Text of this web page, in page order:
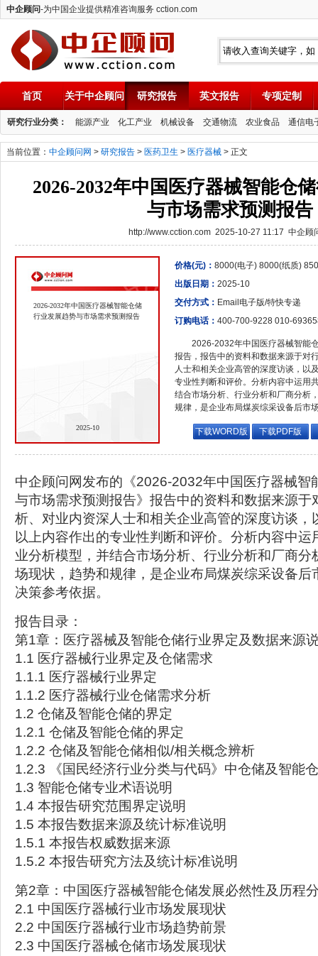
中企顾问-为中国企业提供精准咨询服务 cction.com
中企顾问
首页 关于中企顾问 研究报告 英文报告 专项定制
研究行业分类： 能源产业 化工产业 机械设备 交通物流 农业食品 通信电
当前位置： 中企顾问网 > 研究报告 > 医药卫生 > 医疗器械 > 正文
2026-2032年中国医疗器械智能仓
与市场需求预测报告
http://www.cction.com 2025-10-27 11:17 中企顾
2026-2032年中国医疗器械智能仓储
行业发展趋势与市场需求预测报告
2025-10
价格(元)： 8000(电子) 8000(纸质)
出版日期： 2025-10
交付方式： Email电子版/特快专递
订购电话： 400-700-9228 010-
2026-2032年中国医疗器械智能
报告，报告中的资料和数据来源于对
人士和相关企业高管的深度访谈，以
专业性判断和评价。分析内容中运用
结合市场分析、行业分析和厂商分析
规律，是企业布局煤炭综采设备后市
下载WORD版 下载PDF版
中企顾问网发布的《2026-2032年中国医疗器械智
与市场需求预测报告》报告中的资料和数据来源于
析、对业内资深人士和相关企业高管的深度访谈，
以上内容作出的专业性判断和评价。分析内容中运
业分析模型，并结合市场分析、行业分析和厂商分
场现状，趋势和规律，是企业布局煤炭综采设备后
决策参考依据。
报告目录：
第1章：医疗器械及智能仓储行业界定及数据来源
1.1 医疗器械行业界定及仓储需求
1.1.1 医疗器械行业界定
1.1.2 医疗器械行业仓储需求分析
1.2 仓储及智能仓储的界定
1.2.1 仓储及智能仓储的界定
1.2.2 仓储及智能仓储相似/相关概念辨析
1.2.3 《国民经济行业分类与代码》中仓储及智能
1.3 智能仓储专业术语说明
1.4 本报告研究范围界定说明
1.5 本报告数据来源及统计标准说明
1.5.1 本报告权威数据来源
1.5.2 本报告研究方法及统计标准说明
第2章：中国医疗器械智能仓储发展必然性及历程
2.1 中国医疗器械行业市场发展现状
2.2 中国医疗器械行业市场趋势前景
2.3 中国医疗器械仓储市场发展现状